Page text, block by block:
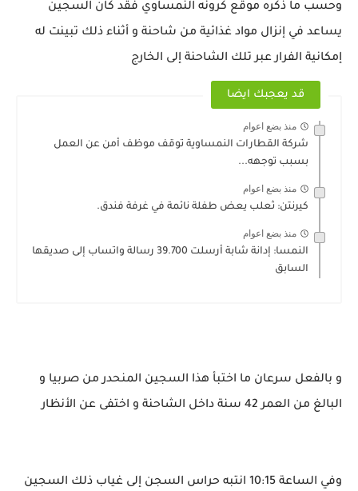
وحسب ما ذكره موقع كرونه النمساوي فقد كان السجين
يساعد في إنزال مواد غذائية من شاحنة و أثناء ذلك تبينت له
إمكانية الفرار عبر تلك الشاحنة إلى الخارج
قد يعجبك ايضا
منذ بضع اعوام
شركة القطارات النمساوية توقف موظف أمن عن العمل
بسبب توجهه...
منذ بضع اعوام
كيرنتن: ثعلب يعض طفلة نائمة في غرفة فندق.
منذ بضع اعوام
النمسا: إدانة شابة أرسلت 39.700 رسالة واتساب إلى صديقها
السابق
و بالفعل سرعان ما اختبأ هذا السجين المنحدر من صربيا و
البالغ من العمر 42 سنة داخل الشاحنة و اختفى عن الأنظار
وفي الساعة 10:15 انتبه حراس السجن إلى غياب ذلك السجين